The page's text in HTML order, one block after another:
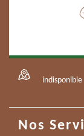
indisponible
Nos